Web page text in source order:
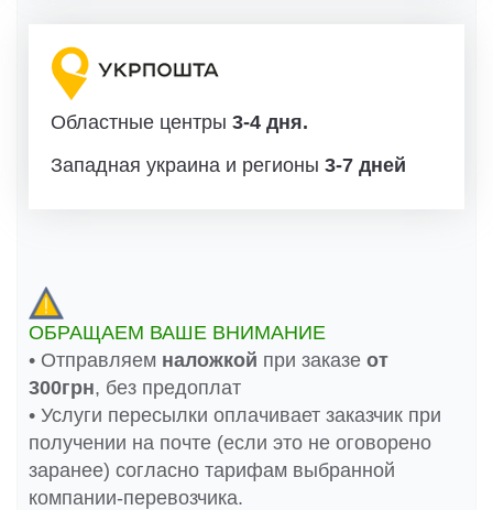
Областные центры 3-4 дня.
Западная украина и регионы 3-7 дней
ОБРАЩАЕМ ВАШЕ ВНИМАНИЕ
• Отправляем наложкой при заказе от
300грн, без предоплат
• Услуги пересылки оплачивает заказчик при
получении на почте (если это не оговорено
заранее) согласно тарифам выбранной
компании-перевозчика.